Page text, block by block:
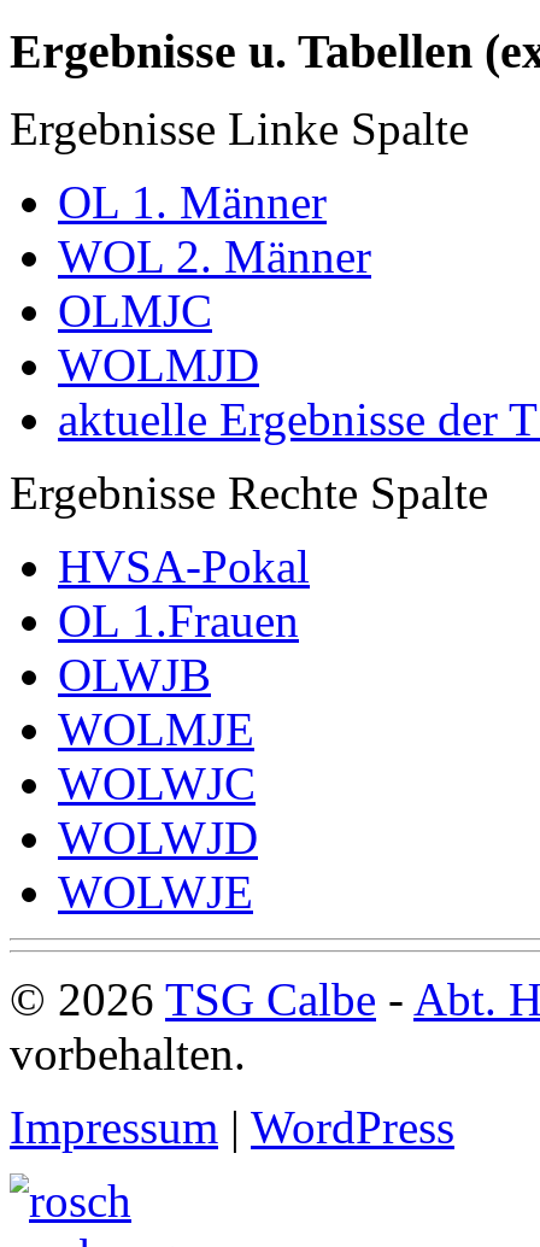
Ergebnisse u. Tabellen
Ergebnisse Linke Spalte
OL 1. Männer
WOL 2. Männer
OLMJC
WOLMJD
aktuelle Ergebnisse der
Ergebnisse Rechte Spalte
HVSA-Pokal
OL 1.Frauen
OLWJB
WOLMJE
WOLWJC
WOLWJD
WOLWJE
© 2026 TSG Calbe - Abt.
vorbehalten.
Impressum | WordPress